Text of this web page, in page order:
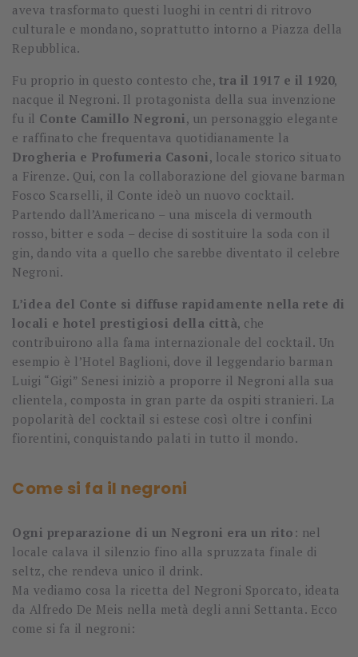
aveva trasformato questi luoghi in centri di ritrovo
culturale e mondano, soprattutto intorno a Piazza della
Repubblica.
Fu proprio in questo contesto che, tra il 1917 e il 1920,
nacque il Negroni. Il protagonista della sua invenzione
fu il Conte Camillo Negroni, un personaggio elegante
e raffinato che frequentava quotidianamente la
Drogheria e Profumeria Casoni, locale storico situato
a Firenze. Qui, con la collaborazione del giovane barman
Fosco Scarselli, il Conte ideò un nuovo cocktail.
Partendo dall’Americano – una miscela di vermouth
rosso, bitter e soda – decise di sostituire la soda con il
gin, dando vita a quello che sarebbe diventato il celebre
Negroni.
L’idea del Conte si diffuse rapidamente nella rete di
locali e hotel prestigiosi della città, che
contribuirono alla fama internazionale del cocktail. Un
esempio è l’Hotel Baglioni, dove il leggendario barman
Luigi “Gigi” Senesi iniziò a proporre il Negroni alla sua
clientela, composta in gran parte da ospiti stranieri. La
popolarità del cocktail si estese così oltre i confini
fiorentini, conquistando palati in tutto il mondo.
Come si fa il negroni
Ogni preparazione di un Negroni era un rito : nel
locale calava il silenzio fino alla spruzzata finale di
seltz, che rendeva unico il drink.
Ma vediamo cosa la ricetta del Negroni Sporcato, ideata
da Alfredo De Meis nella metà degli anni Settanta. Ecco
come si fa il negroni: